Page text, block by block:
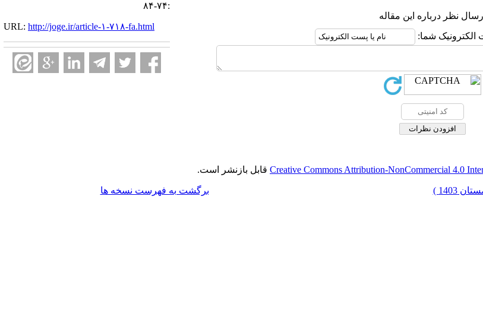
ارسال نظر درباره این مقاله
الکترونیک شما:
:۷۴-۸۴
URL: http://joge.ir/article-۱-۷۱۸-fa.html
Creative Commons Attribution-NonCommercial 4.0 قابل بازنشر است.
برگشت به فهرست نسخه ها